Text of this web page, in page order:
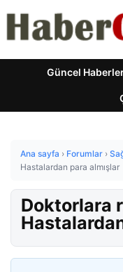
Güncel
Ana sayfa › Forumlar ›
Hastalardan para almışlar
Doktorlara